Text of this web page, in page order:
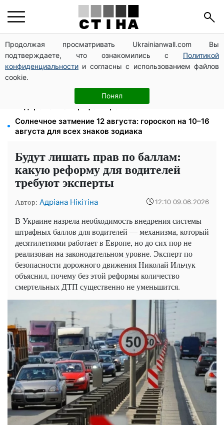
Продолжая просматривать Ukrainianwall.com Вы
подтверждаете, что ознакомились с Политикой
конфиденциальности и согласны с использованием файлов
cookie.
Понял
Среда 12 августа — самый опасный день недели:
что можно и нельзя делать с 10 по 16 августа
До 19 400 грн на дрова: ПФУ принимает заявления
на субсидию для владельцев печного отопления
125 грн за куб воды: закон №4777 запустил двойное
подорожание тарифов в регионах
Солнечное затмение 12 августа: гороскоп на 10–16
августа для всех знаков зодиака
Будут лишать прав по баллам:
какую реформу для водителей
требуют эксперты
Автор: Адріана Нікітіна 12:10 09.06.2026
В Украине назрела необходимость внедрения системы
штрафных баллов для водителей — механизма, который
десятилетиями работает в Европе, но до сих пор не
реализован на законодательном уровне. Эксперт по
безопасности дорожного движения Николай Ильчук
объяснил, почему без этой реформы количество
смертельных ДТП существенно не уменьшится.